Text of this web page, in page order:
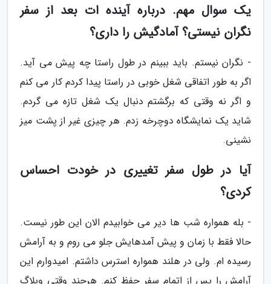
یک سوال مهم. درباره آینده ات بعد از سفر
نگران نیستی؟ آمادگیش را داری؟
- نگران نیستم. باید ببینم در طول راستا چه پیش می آید.
اگر به طور اتفاقی شغل خوبی در راستا پیدا کردم کار می کنم
و اگر نه وقتی که برگشتم دنبال یک شغل تازه می گردم.
شاید یک نمایشگاه دوچرخه زدم. هر چیزی غیر از پشت میز
نشینی.
آیا در طول سفر تغییری در خودت احساس
کردی؟
- بله همواره شب ها دیر می خوابیدم الان این طور نیست.
حالا فقط با زمان و پیش آمدهایش جلو می روم و به آرامش
رسیده ام. ولی در هلند همواره استرس داشتم. امیدوارم این
آرامش را پس از اتمام سفر حفظ کنم. هرچند وقتی وبلاگ